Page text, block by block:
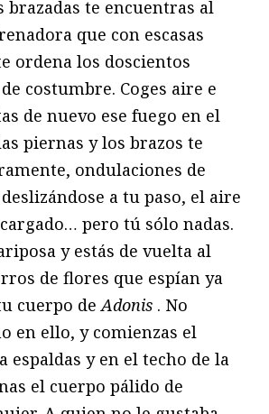
brazadas te encuentras al
que con escasas
ordena los doscientos
costumbre. Coges aire e
de nuevo ese fuego en el
piernas y los brazos te
ondulaciones de
a tu paso, el aire
pero tú sólo nadas.
y estás de vuelta al
de flores que espían ya
cuerpo de Adonis . No
en ello, y comienzas el
y en el techo de la
el cuerpo pálido de